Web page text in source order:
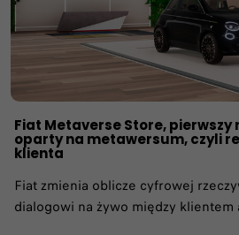
Fiat Metaverse Store, pierwszy
oparty na metawersum, czyli
klienta
Fiat zmienia oblicze cyfrowej
dialogowi na żywo między klientem